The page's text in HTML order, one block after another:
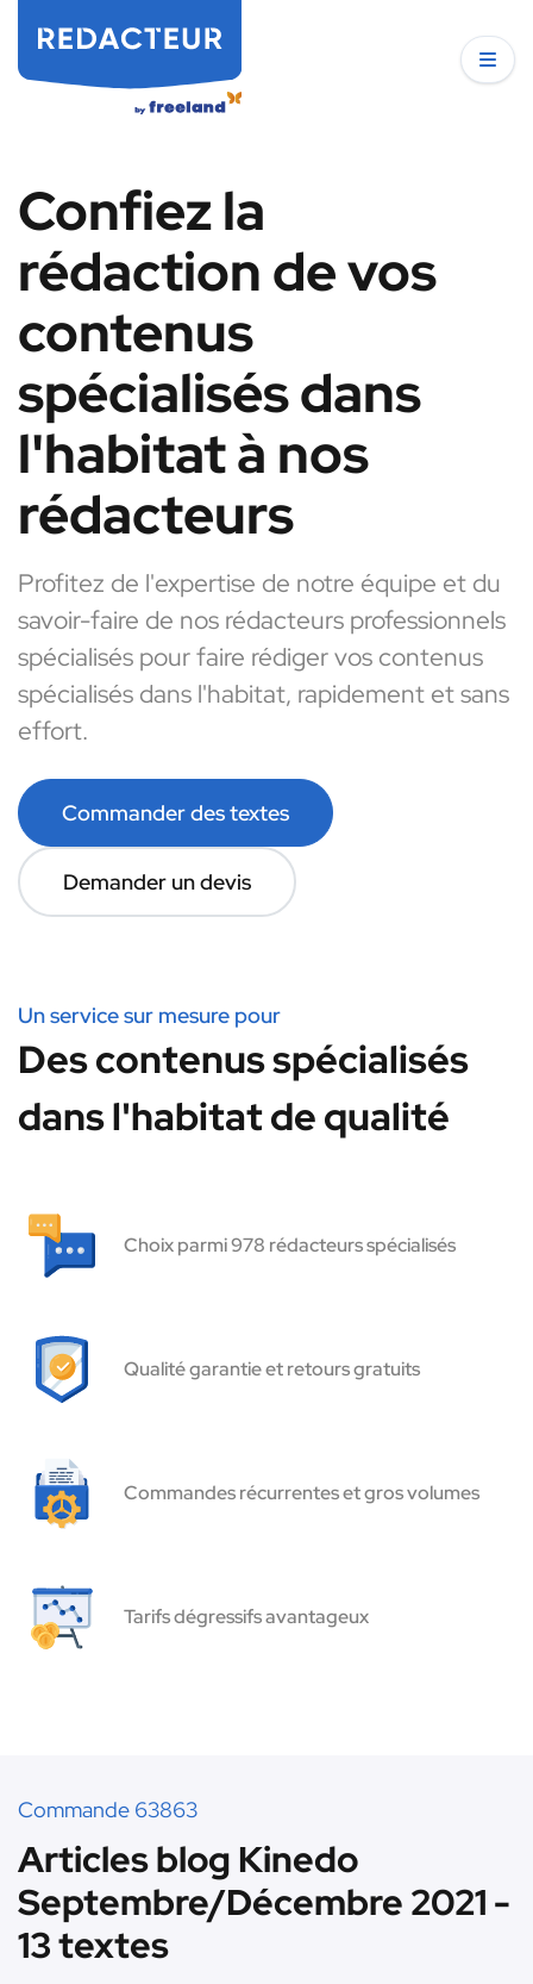
Confiez la
rédaction de vos
contenus
spécialisés dans
l'habitat à nos
rédacteurs
Profitez de l'expertise de notre équipe et du
savoir-faire de nos rédacteurs professionnels
spécialisés pour faire rédiger vos contenus
spécialisés dans l'habitat, rapidement et sans
effort.
Commander des textes
Demander un devis
Un service sur mesure pour
Des contenus spécialisés
dans l'habitat de qualité
Choix parmi 978 rédacteurs spécialisés
Qualité garantie et retours gratuits
Commandes récurrentes et gros volumes
Tarifs dégressifs avantageux
Commande 63863
Articles blog Kinedo
Septembre/Décembre 2021 -
13 textes